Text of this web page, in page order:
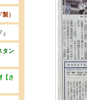
）
タン
【さ